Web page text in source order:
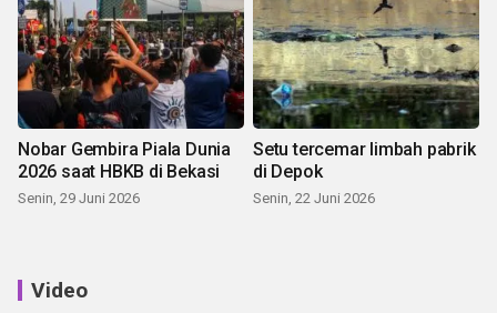
Nobar Gembira Piala Dunia
2026 saat HBKB di Bekasi
Senin, 29 Juni 2026
Setu tercemar limbah pabrik
di Depok
Senin, 22 Juni 2026
Video